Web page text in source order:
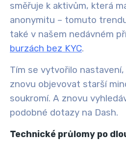
směřuje k aktivům, která
anonymitu – tomuto
také v našem nedávném
burzách bez KYC.
Tím se vytvořilo nastavení,
znovu objevovat starší
soukromí. A znovu
podobné dotazy na Dash.
Technické průlomy po